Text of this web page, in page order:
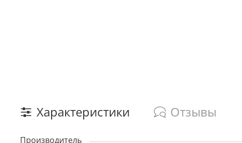
Характеристики Отзывы
Производитель